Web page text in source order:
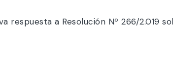
respuesta a Resolución Nº 266/